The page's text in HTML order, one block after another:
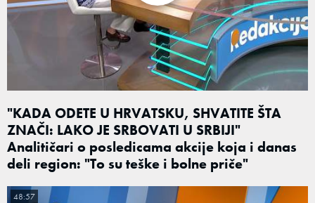
"KADA ODETE U HRVATSKU, SHVATITE ŠTA
ZNAČI: LAKO JE SRBOVATI U SRBIJI"
Analitičari o posledicama akcije koja i danas
deli region: "To su teške i bolne priče"
48:57